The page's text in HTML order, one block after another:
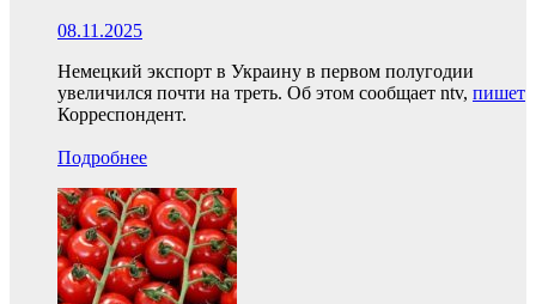
08.11.2025
Немецкий экспорт в Украину в первом полугодии
увеличился почти на треть. Об этом сообщает ntv, пишет
Корреспондент.
Подробнее